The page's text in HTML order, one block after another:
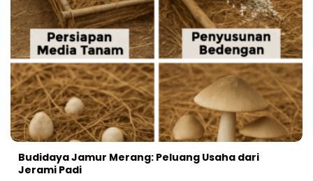
Budidaya Jamur Merang: Peluang Usaha dari
Jerami Padi